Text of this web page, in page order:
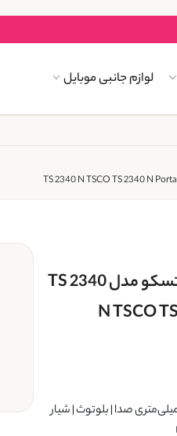
لوازم جانبی موبایل
اسپیکر قابل حمل تسکو مدل TS 2340
N TSCO
دهنده: جک 3.5 میلی‌متری صدا | بلوتوث | شیار